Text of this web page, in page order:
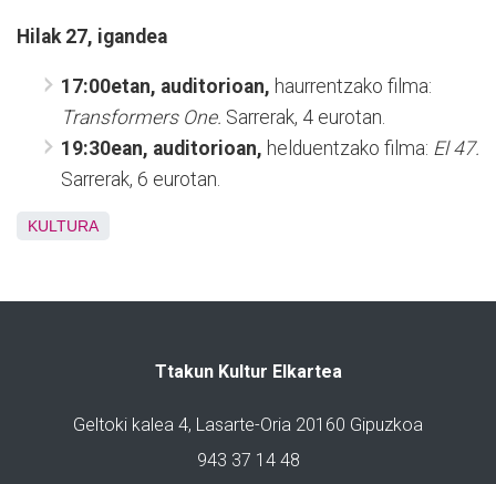
Hilak 27, igandea
17:00etan, auditorioan, haurrentzako filma:
Transformers One. Sarrerak, 4 eurotan.
19:30ean, auditorioan, helduentzako filma: El 47.
Sarrerak, 6 eurotan.
KULTURA
Ttakun Kultur Elkartea
Geltoki kalea 4, Lasarte-Oria 20160 Gipuzkoa
943 37 14 48